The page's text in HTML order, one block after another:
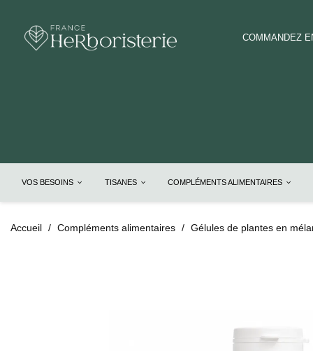
COMMANDEZ
VOS BESOINS TISANES COMPLÉMENTS ALIMENTAIRES
Accueil Compléments alimentaires Gélules de plantes en